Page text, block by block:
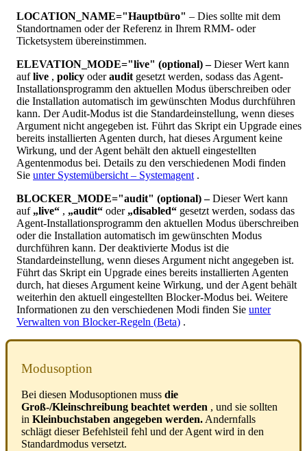
LOCATION_NAME="Hauptbüro" – Dies sollte mit dem
Standortnamen oder der Referenz in Ihrem RMM- oder
Ticketsystem übereinstimmen.
ELEVATION_MODE="live" (optional) – Dieser Wert kann
auf live , policy oder audit gesetzt werden, sodass das Agent-
Installationsprogramm den aktuellen Modus überschreiben oder
die Installation automatisch im gewünschten Modus durchführen
kann. Der Audit-Modus ist die Standardeinstellung, wenn dieses
Argument nicht angegeben ist. Führt das Skript ein Upgrade eines
bereits installierten Agenten durch, hat dieses Argument keine
Wirkung, und der Agent behält den aktuell eingestellten
Agentenmodus bei. Details zu den verschiedenen Modi finden
Sie unter Systemübersicht – Systemagent .
BLOCKER_MODE="audit" (optional) – Dieser Wert kann
auf „live“ , „audit“ oder „disabled“ gesetzt werden, sodass das
Agent-Installationsprogramm den aktuellen Modus überschreiben
oder die Installation automatisch im gewünschten Modus
durchführen kann. Der deaktivierte Modus ist die
Standardeinstellung, wenn dieses Argument nicht angegeben ist.
Führt das Skript ein Upgrade eines bereits installierten Agenten
durch, hat dieses Argument keine Wirkung, und der Agent behält
weiterhin den aktuell eingestellten Blocker-Modus bei. Weitere
Informationen zu den verschiedenen Modi finden Sie unter
Verwalten von Blocker-Regeln (Beta) .
Modusoption
Bei diesen Modusoptionen muss die
Groß-/Kleinschreibung beachtet werden , und sie sollten
in Kleinbuchstaben angegeben werden. Andernfalls
schlägt dieser Befehlsteil fehl und der Agent wird in den
Standardmodus versetzt.